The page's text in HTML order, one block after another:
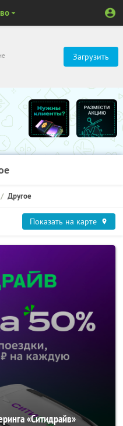
Загрузить
Другое
Показать на карте
«Ситидрайв»